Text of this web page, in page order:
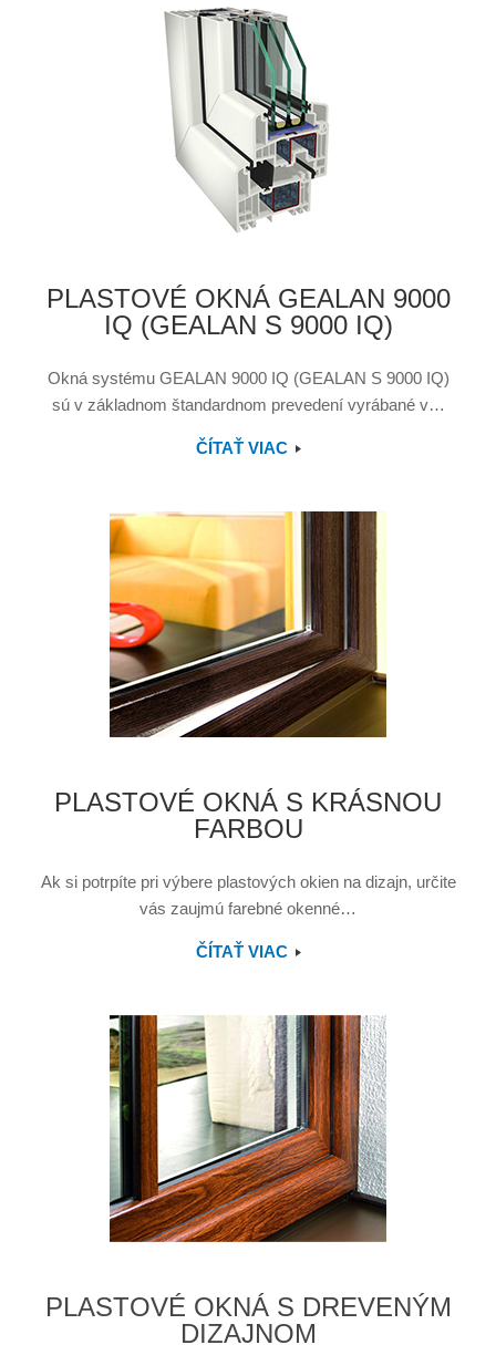
PLASTOVÉ OKNÁ GEALAN 9000
IQ (GEALAN S 9000 IQ)
Okná systému GEALAN 9000 IQ (GEALAN S 9000 IQ)
sú v základnom štandardnom prevedení vyrábané v…
ČÍTAŤ VIAC
PLASTOVÉ OKNÁ S KRÁSNOU
FARBOU
Ak si potrpíte pri výbere plastových okien na dizajn, určite
vás zaujmú farebné okenné…
ČÍTAŤ VIAC
PLASTOVÉ OKNÁ S DREVENÝM
DIZAJNOM